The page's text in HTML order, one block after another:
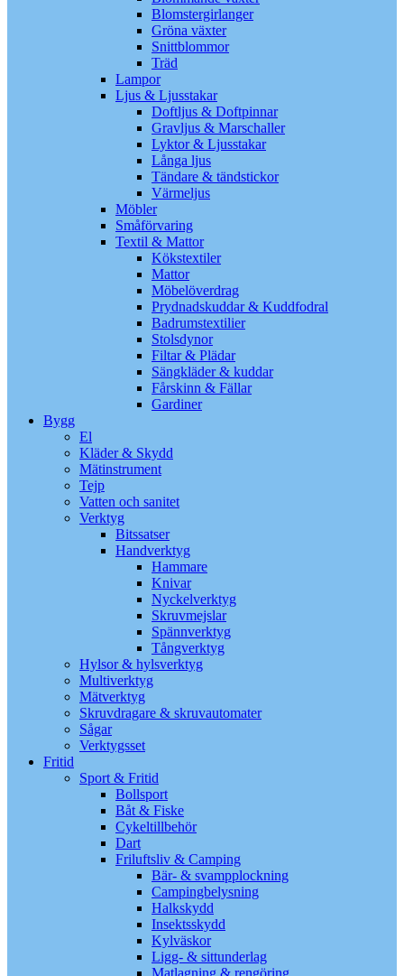
Blomstergirlanger
Gröna växter
Snittblommor
Träd
Lampor
Ljus & Ljusstakar
Doftljus & Doftpinnar
Gravljus & Marschaller
Lyktor & Ljusstakar
Långa ljus
Tändare & tändstickor
Värmeljus
Möbler
Småförvaring
Textil & Mattor
Kökstextiler
Mattor
Möbelöverdrag
Prydnadskuddar & Kuddfodral
Badrumstextilier
Stolsdynor
Filtar & Plädar
Sängkläder & kuddar
Fårskinn & Fällar
Gardiner
Bygg
El
Kläder & Skydd
Mätinstrument
Tejp
Vatten och sanitet
Verktyg
Bitssatser
Handverktyg
Hammare
Knivar
Nyckelverktyg
Skruvmejslar
Spännverktyg
Tångverktyg
Hylsor & hylsverktyg
Multiverktyg
Mätverktyg
Skruvdragare & skruvautomater
Sågar
Verktygsset
Fritid
Sport & Fritid
Bollsport
Båt & Fiske
Cykeltillbehör
Dart
Friluftsliv & Camping
Bär- & svampplockning
Campingbelysning
Halkskydd
Insektsskydd
Kylväskor
Ligg- & sittunderlag
Matlagning & rengöring